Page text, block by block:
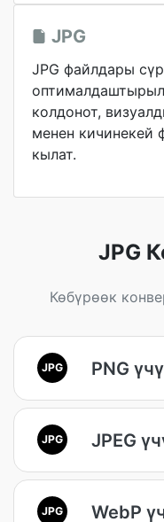
JPG
JPG файлдары
колдонот,
менен кичинекей
кылат.
JPG
Көбүрөөк
JPG PNG
JPG JPEG
JPG WebP